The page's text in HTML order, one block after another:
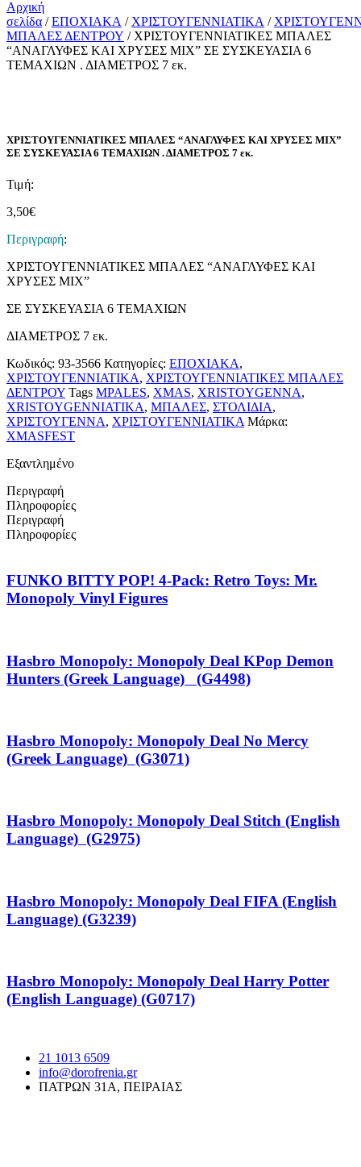
Αρχική
σελίδα /ΕΠΟΧΙΑΚΑ / ΧΡΙΣΤΟΥΓΕΝΝΙΑΤΙΚΑ /
ΜΠΑΛΕΣ ΔΕΝΤΡΟΥ / ΧΡΙΣΤΟΥΓΕΝΝΙΑΤΙΚΕΣ ΜΠΑΛΕΣ
“ΑΝΑΓΛΥΦΕΣ ΚΑΙ ΧΡΥΣΕΣ MIX” ΣΕ ΣΥΣΚΕΥΑΣΙΑ 6
ΤΕΜΑΧΙΩΝ . ΔΙΑΜΕΤΡΟΣ 7 εκ.
ΧΡΙΣΤΟΥΓΕΝΝΙΑΤΙΚΕΣ ΜΠΑΛΕΣ “ΑΝΑΓΛΥΦΕΣ ΚΑΙ ΧΡΥΣΕΣ MIX”
ΣΕ ΣΥΣΚΕΥΑΣΙΑ 6 ΤΕΜΑΧΙΩΝ . ΔΙΑΜΕΤΡΟΣ 7 εκ.
Τιμή:
3,50€
Περιγραφή:
ΧΡΙΣΤΟΥΓΕΝΝΙΑΤΙΚΕΣ ΜΠΑΛΕΣ “ΑΝΑΓΛΥΦΕΣ ΚΑΙ
ΧΡΥΣΕΣ MIX”
ΣΕ ΣΥΣΚΕΥΑΣΙΑ 6 ΤΕΜΑΧΙΩΝ
ΔΙΑΜΕΤΡΟΣ 7 εκ.
Κωδικός: 93-3566 Κατηγορίες: ΕΠΟΧΙΑΚΑ,
ΧΡΙΣΤΟΥΓΕΝΝΙΑΤΙΚΑ, ΧΡΙΣΤΟΥΓΕΝΝΙΑΤΙΚΕΣ ΜΠΑΛΕΣ
ΔΕΝΤΡΟΥ Tags MPALES, XMAS, XRISTOYGENNA,
XRISTOYGENNIATIKA, ΜΠΑΛΕΣ, ΣΤΟΛΙΔΙΑ,
ΧΡΙΣΤΟΥΓΕΝΝΑ, ΧΡΙΣΤΟΥΓΕΝΝΙΑΤΙΚΑ Μάρκα:
XMASFEST
Εξαντλημένο
Περιγραφή
Πληροφορίες
Περιγραφή
Πληροφορίες
FUNKO BITTY POP! 4-Pack: Retro Toys: Mr.
Monopoly Vinyl Figures
Hasbro Monopoly: Monopoly Deal KPop Demon
Hunters (Greek Language) (G4498)
Hasbro Monopoly: Monopoly Deal No Mercy
(Greek Language) (G3071)
Hasbro Monopoly: Monopoly Deal Stitch (English
Language) (G2975)
Hasbro Monopoly: Monopoly Deal FIFA (English
Language) (G3239)
Hasbro Monopoly: Monopoly Deal Harry Potter
(English Language) (G0717)
21 1013 6509
info@dorofrenia.gr
ΠΑΤΡΩΝ 31Α, ΠΕΙΡΑΙΑΣ